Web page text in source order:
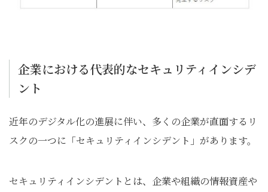
企業における代表的なセキュリティインシデ
ント
近年のデジタル化の進展に伴い、多くの企業が直面するリ
スクの一つに「セキュリティインシデント」があります。
セキュリティインシデントとは、企業や組織の情報資産や